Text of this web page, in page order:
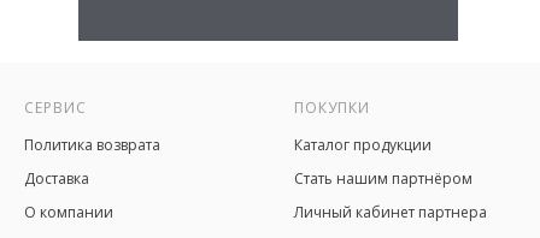
СЕРВИС
Политика возврата
Доставка
О компании
ПОКУПКИ
Каталог продукции
Стать нашим партнёром
Личный кабинет партнера